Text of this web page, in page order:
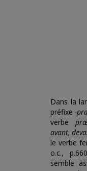
Dans la
préfixe -
verbe
avant,
le verbe
o.c.,
semble